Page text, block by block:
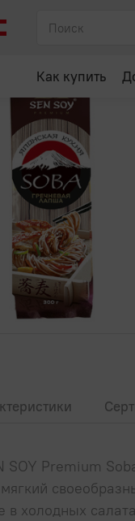
Как купить
мука, сахар
SOY Premium
в холодных